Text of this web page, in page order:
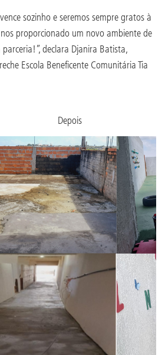
sozinho e seremos sempre gratos à
proporcionado um novo ambiente de
declara Djanira Batista,
Escola Beneficente Comunitária Tia